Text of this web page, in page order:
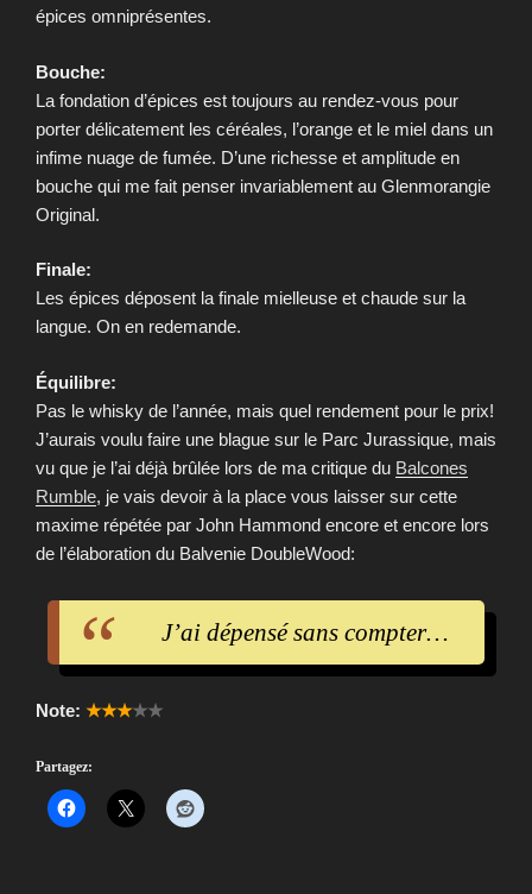
épices omniprésentes.
Bouche:
La fondation d’épices est toujours au rendez-vous pour
porter délicatement les céréales, l’orange et le miel dans un
infime nuage de fumée. D’une richesse et amplitude en
bouche qui me fait penser invariablement au Glenmorangie
Original.
Finale:
Les épices déposent la finale mielleuse et chaude sur la
langue. On en redemande.
Équilibre:
Pas le whisky de l’année, mais quel rendement pour le prix!
J’aurais voulu faire une blague sur le Parc Jurassique, mais
vu que je l’ai déjà brûlée lors de ma critique du Balcones
Rumble, je vais devoir à la place vous laisser sur cette
maxime répétée par John Hammond encore et encore lors
de l’élaboration du Balvenie DoubleWood:
J’ai dépensé sans compter…
Note: ★★★★★
Partagez: